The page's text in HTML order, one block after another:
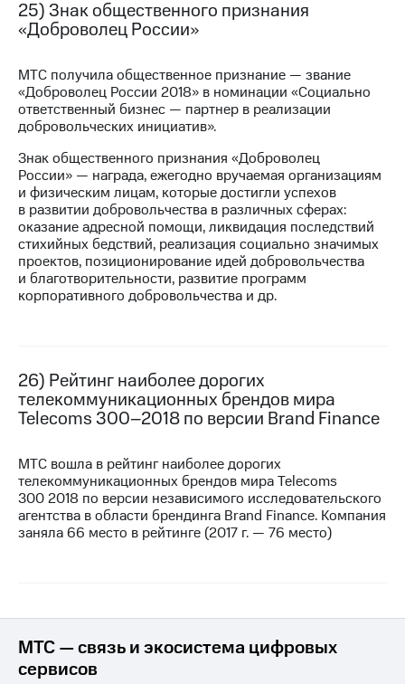
25) Знак общественного признания
«Доброволец России»
МТС получила общественное признание — звание
«Доброволец России 2018» в номинации «Социально
ответственный бизнес — партнер в реализации
добровольческих инициатив».
Знак общественного признания «Доброволец
России» — награда, ежегодно вручаемая организациям
и физическим лицам, которые достигли успехов
в развитии добровольчества в различных сферах:
оказание адресной помощи, ликвидация последствий
стихийных бедствий, реализация социально значимых
проектов, позиционирование идей добровольчества
и благотворительности, развитие программ
корпоративного добровольчества и др.
26) Рейтинг наиболее дорогих
телекоммуникационных брендов мира
Telecoms300–2018по версии Brand Finance
МТС вошла в рейтинг наиболее дорогих
телекоммуникационных брендов мира Telecoms
300 2018 по версии независимого исследовательского
агентства в области брендинга Brand Finance. Компания
заняла 66 место в рейтинге (2017 г. — 76 место)
МТС — связь и экосистема цифровых
сервисов